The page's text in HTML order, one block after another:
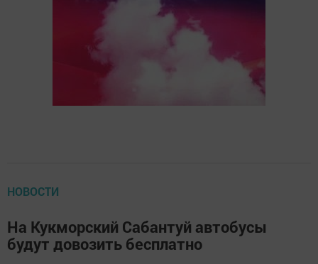
НОВОСТИ
На Кукморский Сабантуй автобусы
будут довозить бесплатно